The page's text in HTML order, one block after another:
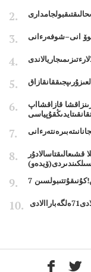
انى–شوفەرءانى
قازاقشااپ
قشىعالىقتاسالادۇر